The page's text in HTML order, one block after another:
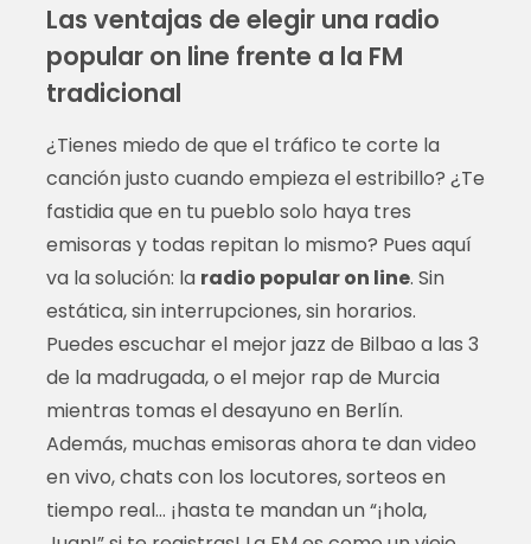
Las ventajas de elegir una radio
popular on line frente a la FM
tradicional
¿Tienes miedo de que el tráfico te corte la
canción justo cuando empieza el estribillo? ¿Te
fastidia que en tu pueblo solo haya tres
emisoras y todas repitan lo mismo? Pues aquí
va la solución: la radio popular on line. Sin
estática, sin interrupciones, sin horarios.
Puedes escuchar el mejor jazz de Bilbao a las 3
de la madrugada, o el mejor rap de Murcia
mientras tomas el desayuno en Berlín.
Además, muchas emisoras ahora te dan video
en vivo, chats con los locutores, sorteos en
tiempo real… ¡hasta te mandan un “¡hola,